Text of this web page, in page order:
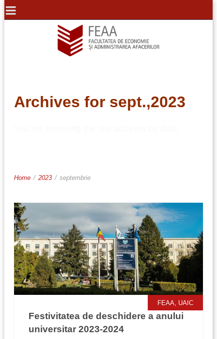
Archives for sept.,2023
Home / 2023 / septembrie
FEAA UAIC
Festivitatea de deschidere a anului
universitar 2023-2024